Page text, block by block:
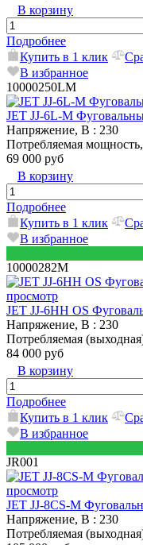
В корзину
Подробнее
Купить в 1 клик
В избранное
10000250LM
JET JJ-6L-M
Напряжение, В : 230
Потребляемая
69 000 руб
В корзину
Подробнее
Купить в 1 клик
В избранное
10000282M
просмотр
JET JJ-6HH OS
Напряжение, В : 230
Потребляемая
84 000 руб
В корзину
Подробнее
Купить в 1 клик
В избранное
JR001
просмотр
JET JJ-8CS-M
Напряжение, В : 230
Потребляемая